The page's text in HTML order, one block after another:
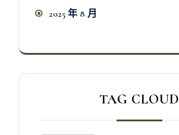
2025 年 8 月
TAG CLOUD